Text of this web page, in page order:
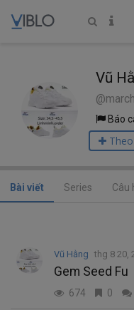
Vũ
Báo
Bài viết Series Câu
Vũ Hằng thg 8 20,
Gem Seed Fu
674 0